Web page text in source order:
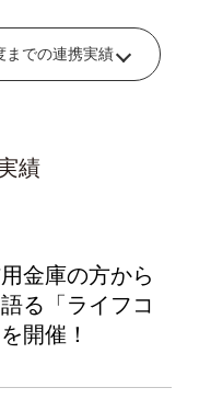
までの連携実績
績
金庫の方から
る「ライフコ
開催！